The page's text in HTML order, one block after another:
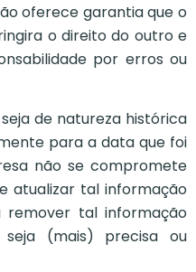
oferece garantia que o
o direito do outro e
por erros ou
de natureza histórica
para a data que foi
não se compromete
atualizar tal informação
remover tal informação
(mais) precisa ou